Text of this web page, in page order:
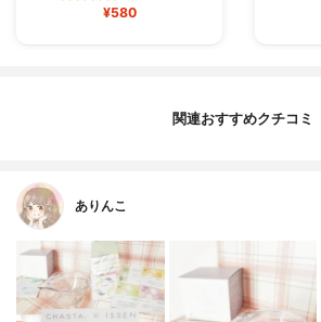
¥580
関連おすすめクチコミ
ありんこ